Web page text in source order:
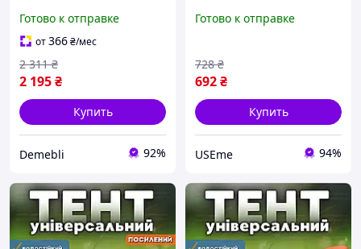
кольцами тарпаулин
универсальный от дождя
Готово к отправке
от366₴/мес
2 195₴
2 311 ₴
Купить
Demebli 92%
полипропиленовый
(ml-31129)
Готово к отправке
692₴
728 ₴
Купить
USEme 94%